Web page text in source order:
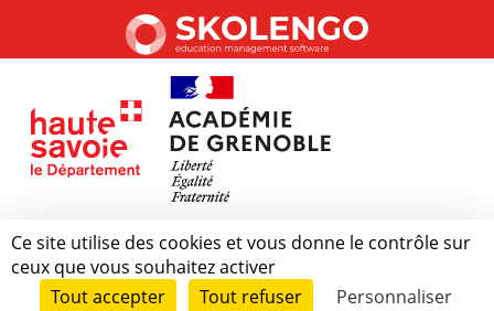
Ce site utilise des cookies et vous donne le contrôle sur
ceux que vous souhaitez activer
Tout accepter
Tout refuser Personnaliser